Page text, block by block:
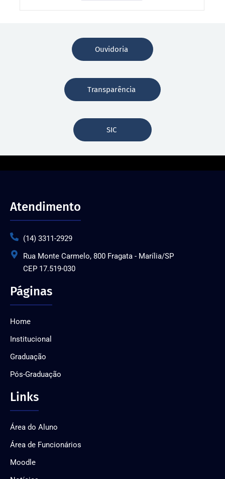
Ouvidoria
Transparência
SIC
Atendimento
(14) 3311-2929
Rua Monte Carmelo, 800 Fragata - Marília/SP
CEP 17.519-030
Páginas
Home
Institucional
Graduação
Pós-Graduação
Links
Área do Aluno
Área de Funcionários
Moodle